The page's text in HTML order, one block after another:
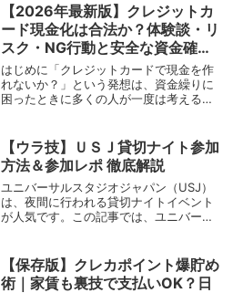
【2026年最新版】クレジットカ
ード現金化は合法か？体験談・リ
スク・NG行動と安全な資金確保
の方法を徹底解説
はじめに「クレジットカードで現金を作
れないか？」という発想は、資金繰りに
困ったときに多くの人が一度は考えるテ
会社の利用規約に抵触します。本記事で
は、現金化がなぜ問題視...
【ウラ技】ＵＳＪ貸切ナイト参加
方法＆参加レポ 徹底解説
ユニバーサルスタジオジャパン（USJ）
は、夜間に行われる貸切ナイトイベント
が人気です。この記事では、ユニバーサ
物や参加のメリット、実際に参加した感
想についてもお伝えしま...
【保存版】クレカポイント爆貯め
術｜家賃も裏技で支払いOK？日